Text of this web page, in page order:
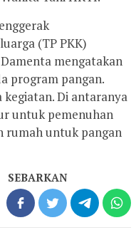
(TP PKK)
mengatakan
program pangan.
kegiatan. Di antaranya
untuk pemenuhan
rumah untuk pangan
SEBARKAN